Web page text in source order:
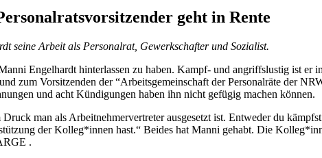
geht in Rente
seine Arbeit als Personalrat, Gewerkschafter und Sozialist.
Engelhardt hinterlassen zu haben. Kampf- und angriffslustig ist er
zum Vorsitzenden der “Arbeitsgemeinschaft der Personalräte der
und acht Kündigungen haben ihn nicht gefügig machen können.
man als Arbeitnehmervertreter ausgesetzt ist. Entweder du
der Kolleg*innen hast.“ Beides hat Manni gehabt. Die
.